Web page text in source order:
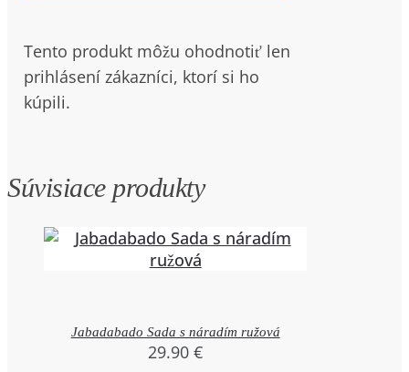
Tento produkt môžu ohodnotiť len
prihlásení zákazníci, ktorí si ho
kúpili.
Súvisiace produkty
Jabadabado Sada s náradím ružová
29.90€